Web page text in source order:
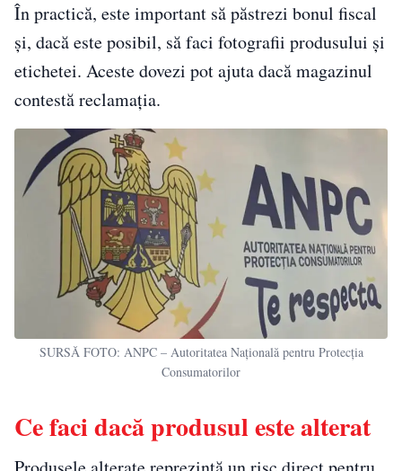
În practică, este important să păstrezi bonul fiscal
și, dacă este posibil, să faci fotografii produsului și
etichetei. Aceste dovezi pot ajuta dacă magazinul
contestă reclamația.
SURSĂ FOTO: ANPC – Autoritatea Națională pentru Protecția
Consumatorilor
Ce faci dacă produsul este alterat